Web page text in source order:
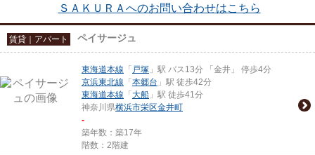
ＳＡＫＵＲＡへのお問い合わせはこちら
賃貸｜アパート ペイサージュ
東海道本線 「 戸塚 」駅 バス13分 「金井」 停歩4分
京浜東北線 「 本郷台 」駅 徒歩42分
東海道本線 「 大船 」駅 徒歩41分
神奈川県横浜市栄区金井町
-
築年数：築17年
階数：2階建